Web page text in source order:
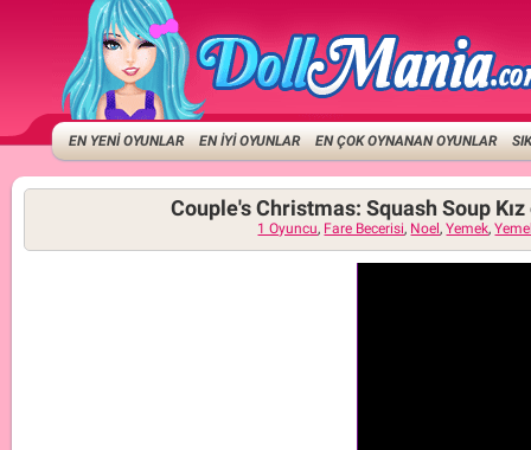
EN YENİ OYUNLAR EN İYİ OYUNLAR EN ÇOK OYNANAN OYUNLAR
Couple's Christmas: Squash Soup Kız
1 Oyuncu, Fare Becerisi, Noel,Yemek,